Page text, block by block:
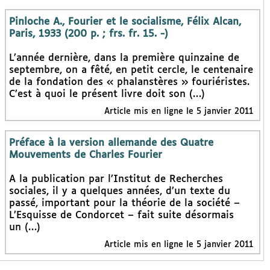
Pinloche A., Fourier et le socialisme, Félix Alcan,
Paris, 1933 (200 p. ; frs. fr. 15. -)
L’année dernière, dans la première quinzaine de
septembre, on a fêté, en petit cercle, le centenaire
de la fondation des « phalanstères » fouriéristes.
C’est à quoi le présent livre doit son (…)
Article mis en ligne le 5 janvier 2011
Préface à la version allemande des Quatre
Mouvements de Charles Fourier
A la publication par l’Institut de Recherches
sociales, il y a quelques années, d’un texte du
passé, important pour la théorie de la société –
L’Esquisse de Condorcet – fait suite désormais
un (…)
Article mis en ligne le 5 janvier 2011